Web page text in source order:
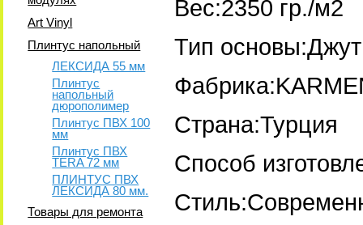
Art Vinyl
Плинтус напольный
ЛЕКСИДА 55 мм
Плинтус
напольный
дюрополимер
Плинтус ПВХ 100
мм
Плинтус ПВХ
TERA 72 мм
ПЛИНТУС ПВХ
ЛЕКСИДА 80 мм.
Товары для ремонта
Вес:2350 гр./м2
Тип основы:Джут
Страна:Турция
Способ